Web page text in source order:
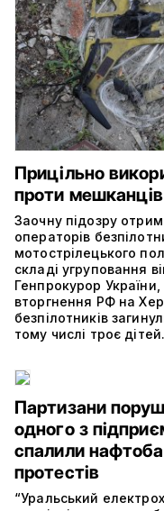
Прицільно
проти
Заочну підозру
операторів
мотострілецького
складі угруповання
Генпрокурор
вторгнення РФ на
безпілотників
тому числі троє дітей.
Партизани
одного з
спалили
протестів
“Уральський